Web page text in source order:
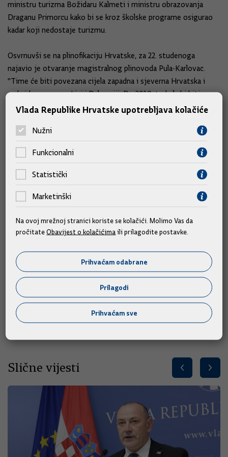
ministru turizma Božidaru Kalmeti i ministru obrazovanja
Draganu Primorcu kako bi se kroz školske programe osigurao
kadar koji nedostaje turizmu.
Osvrnuvši se na plinofikaciju Hrvatske, za 22. studenoga
najavio je otvaranje magistralnog plinovoda Pula-Karlovac.
"Time će biti povezana cijela zapadna i sjeverna Hrvatska i
sada idemo prema Lici i Dalmaciji. Do 2010. trebala bi biti
gotova plinofikacija do Splita, a onda dalje do Dubrovnika",
Ocijenivši kako je nezamislivo da nema brodske linije na relaciji
Dalmacija-Kvarner-Istra, najavio je da će Vlada poduprijeti
inicijativu o vraćanju te brodske veze.
Ponovio je kako je praksa održavanja sjednica izvan Zagreba
koliko su jake druge županije i druga središta".
je Istra najdinamičnija hrvatska regija što, rekao je, potvrđuju
svi pokazatelji, od turizma do poljoprivrede. Stoga bi, dodao
je, Istra do kraja desetljeća mogla biti županija bez
nezaposlenih koja će dati svoj doprinos Hrvatskoj u procesu
ulaska u Europsku uniju.
Slične vijesti
Vlada Republike Hrvatske upotrebljava kolačiće
Nužni
Funkcionalni
Statistički
Marketinški
Na ovoj mrežnoj stranici koriste se kolačići. Molimo Vas da
pročitateObavijest o kolačićima ili prilagodite postavke.
Prihvaćam odabrane
Prilagodi
Prihvaćam sve